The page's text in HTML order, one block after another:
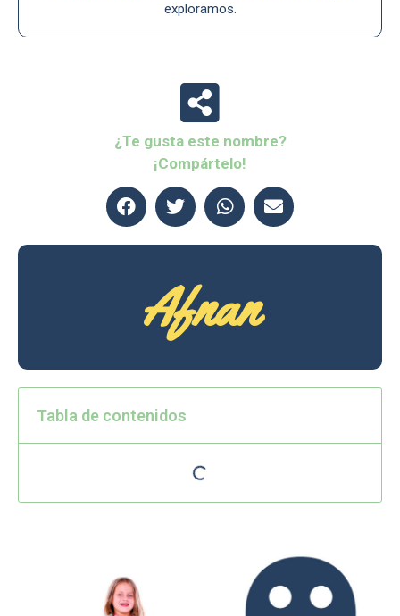
exploramos.
¿Te gusta este nombre?
¡Compártelo!
Afnan
Tabla de contenidos